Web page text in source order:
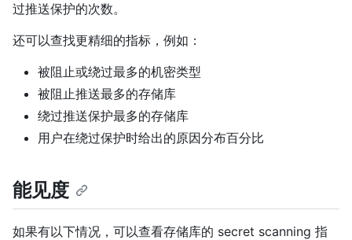
过推送保护的次数。
还可以查找更精细的指标，例如：
被阻止或绕过最多的机密类型
被阻止推送最多的存储库
绕过推送保护最多的存储库
用户在绕过保护时给出的原因分布百分比
能见度
如果有以下情况，可以查看存储库的 secret scanning 指